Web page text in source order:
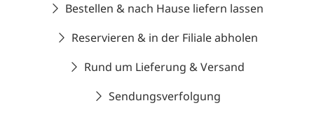
Bestellen & nach Hause liefern lassen
Reservieren & in der Filiale abholen
Rund um Lieferung & Versand
Sendungsverfolgung